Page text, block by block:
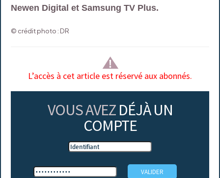
Newen Digital et Samsung TV Plus.
© crédit photo : DR
L’accès à cet article est réservé aux abonnés.
VOUS AVEZ DÉJÀ UN
COMPTE